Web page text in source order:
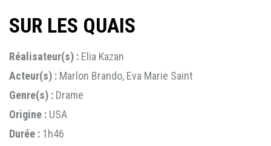
SUR LES QUAIS
Réalisateur(s) : Elia Kazan
Acteur(s) : Marlon Brando, Eva Marie Saint
Genre(s) : Drame
Origine : USA
Durée : 1h46